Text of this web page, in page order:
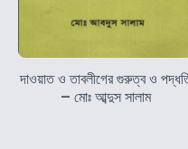
দাওয়াত ও তাবলীগের গুরুত্ব ও
– মোঃ আব্দুস সালাম